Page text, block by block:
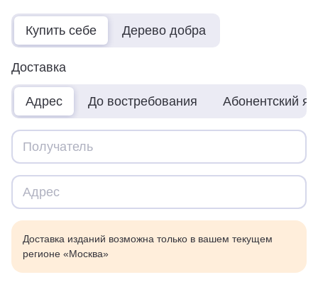
Купить себе Дерево добра
Доставка
Адрес До востребования Абонентский
Доставка изданий возможна только в вашем текущем
регионе «Москва»